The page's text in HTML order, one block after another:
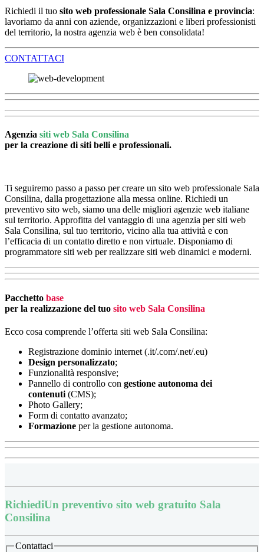
Richiedi il tuo sito web professionale Sala Consilina e provincia:
lavoriamo da anni con aziende, organizzazioni e liberi professionisti
del territorio, la nostra agenzia web è ben consolidata!
CONTATTACI
Agenzia siti web Sala Consilina
per la creazione di siti belli e professionali.
Ti seguiremo passo a passo per creare un sito web professionale Sala
Consilina, dalla progettazione alla messa online. Richiedi un
preventivo sito web, siamo una delle migliori agenzie web italiane
sul territorio. Approfitta del vantaggio di una agenzia per siti web
Sala Consilina, sul tuo territorio, vicino alla tua attività e con
l’efficacia di un contatto diretto e non virtuale. Disponiamo di
programmatore siti web per realizzare siti web dinamici e moderni.
Pacchetto base
per la realizzazione del tuo sito web Sala Consilina
Ecco cosa comprende l’offerta siti web Sala Consilina:
Registrazione dominio internet (.it/.com/.net/.eu)
Design personalizzato;
Funzionalità responsive;
Pannello di controllo con gestione autonoma dei
contenuti (CMS);
Photo Gallery;
Form di contatto avanzato;
Formazione per la gestione autonoma.
RichiediUn preventivo sito web gratuito Sala
Consilina
Contattaci